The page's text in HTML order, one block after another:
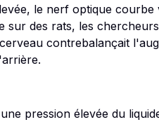
le nerf optique courbe
sur des rats, les
contrebalançait
pression élevée du